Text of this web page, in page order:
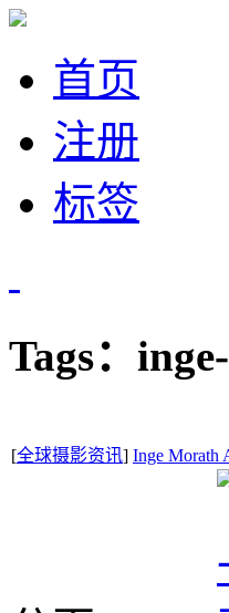
首页
注册
标签
Tags：
[全球摄影资讯] Inge Morath